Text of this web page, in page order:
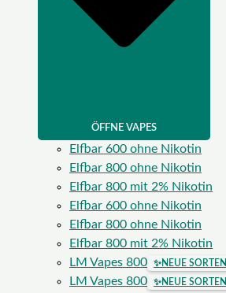
ÖFFNE VAPES
Elfbar 600 ohne Nikotin
Elfbar 800 ohne Nikotin
Elfbar 800 mit 2% Nikotin
Elfbar 600 ohne Nikotin
Elfbar 800 ohne Nikotin
Elfbar 800 mit 2% Nikotin
LM Vapes 800
✨NEUE SORTEN
LM Vapes 800 ✨NEUE SORTEN